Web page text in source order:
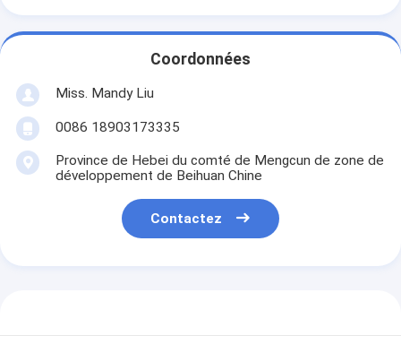
Coordonnées
Miss. Mandy Liu
0086 18903173335
Province de Hebei du comté de Mengcun de zone de
développement de Beihuan Chine
Contactez